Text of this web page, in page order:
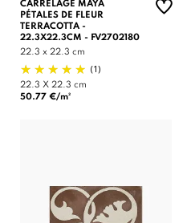
CARRELAGE MAYA
PÉTALES DE FLEUR
TERRACOTTA -
22.3X22.3CM - FV2702180
22.3 x 22.3 cm
(1)
22.3 X 22.3 cm
50.77 €/m²